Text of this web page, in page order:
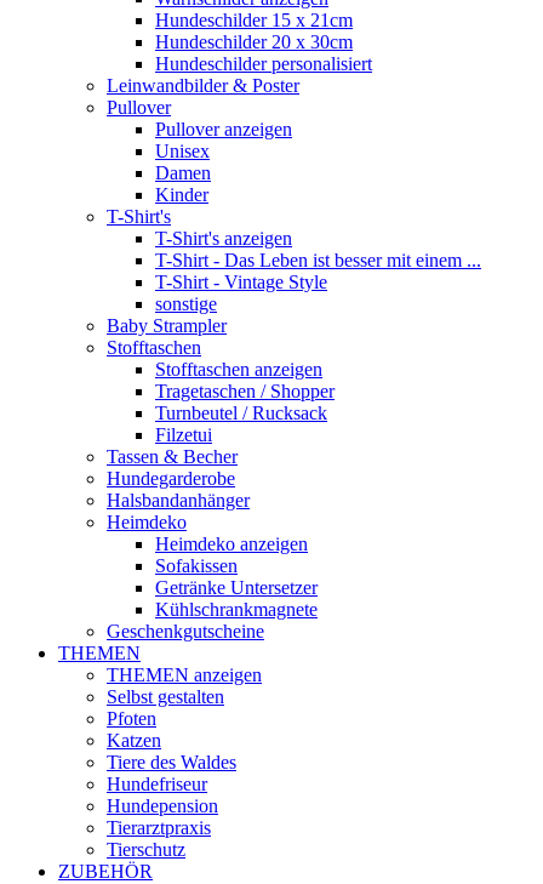
Hundeschilder 15 x 21cm
Hundeschilder 20 x 30cm
Hundeschilder personalisiert
Leinwandbilder & Poster
Pullover
Pullover anzeigen
Unisex
Damen
Kinder
T-Shirt's
T-Shirt's anzeigen
T-Shirt - Das Leben ist besser mit einem ...
T-Shirt - Vintage Style
sonstige
Baby Strampler
Stofftaschen
Stofftaschen anzeigen
Tragetaschen / Shopper
Turnbeutel / Rucksack
Filzetui
Tassen & Becher
Hundegarderobe
Halsbandanhänger
Heimdeko
Heimdeko anzeigen
Sofakissen
Getränke Untersetzer
Kühlschrankmagnete
Geschenkgutscheine
THEMEN
THEMEN anzeigen
Selbst gestalten
Pfoten
Katzen
Tiere des Waldes
Hundefriseur
Hundepension
Tierarztpraxis
Tierschutz
ZUBEHÖR